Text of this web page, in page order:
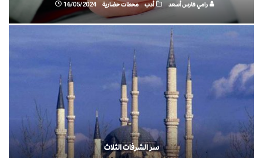
رامي فارس أسعد أدب محطات حضارية 16/05/2024
سر الشرفات الثلاث